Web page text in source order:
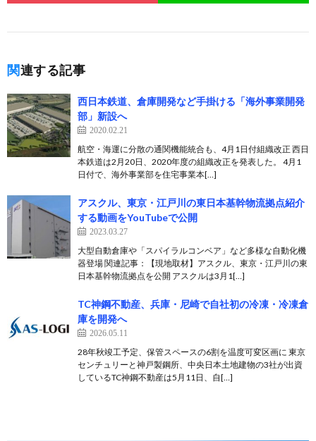
関連する記事
西日本鉄道、倉庫開発など手掛ける「海外事業開発
部」新設へ
2020.02.21
航空・海運に分散の通関機能統合も、4月1日付組織改正 西日
本鉄道は2月20日、2020年度の組織改正を発表した。 4月1
日付で、海外事業部を住宅事業本[…]
アスクル、東京・江戸川の東日本基幹物流拠点紹介
する動画をYouTubeで公開
2023.03.27
大型自動倉庫や「スパイラルコンベア」など多様な自動化機
器登場 関連記事：【現地取材】アスクル、東京・江戸川の東
日本基幹物流拠点を公開 アスクルは3月1[…]
TC神鋼不動産、兵庫・尼崎で自社初の冷凍・冷凍倉
庫を開発へ
2026.05.11
28年秋竣工予定、保管スペースの6割を温度可変区画に 東京
センチュリーと神戸製鋼所、中央日本土地建物の3社が出資
しているTC神鋼不動産は5月11日、自[…]